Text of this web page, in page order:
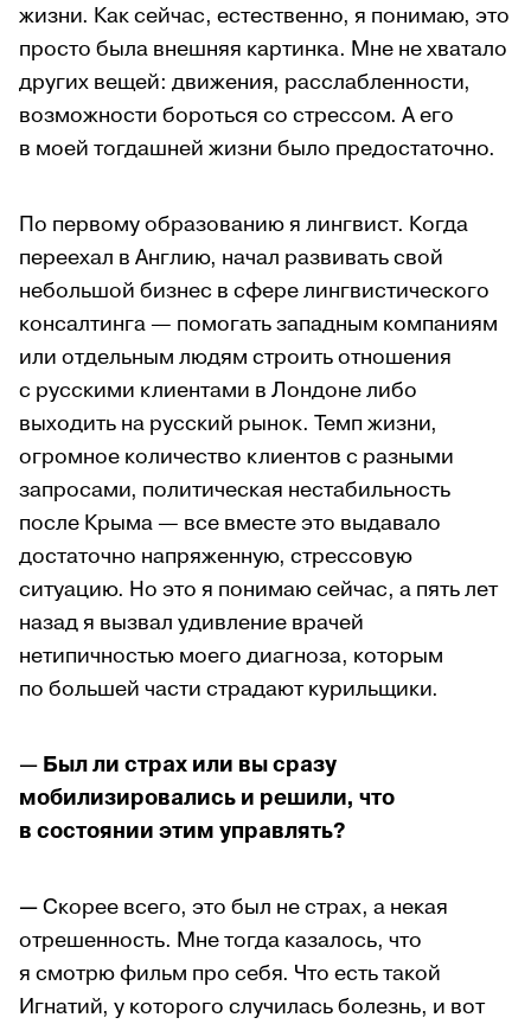
жизни. Как сейчас, естественно, я понимаю, это
просто была внешняя картинка. Мне не хватало
других вещей: движения, расслабленности,
возможности бороться со стрессом. А его
в моей тогдашней жизни было предостаточно.
По первому образованию я лингвист. Когда
переехал в Англию, начал развивать свой
небольшой бизнес в сфере лингвистического
консалтинга — помогать западным компаниям
или отдельным людям строить отношения
с русскими клиентами в Лондоне либо
выходить на русский рынок. Темп жизни,
огромное количество клиентов с разными
запросами, политическая нестабильность
после Крыма — все вместе это выдавало
достаточно напряженную, стрессовую
ситуацию. Но это я понимаю сейчас, а пять лет
назад я вызвал удивление врачей
нетипичностью моего диагноза, которым
по большей части страдают курильщики.
— Был ли страх или вы сразу
мобилизировались и решили, что
в состоянии этим управлять?
—Скорее всего, это был не страх, а некая
отрешенность. Мне тогда казалось, что
я смотрю фильм про себя. Что есть такой
Игнатий, у которого случилась болезнь, и вот